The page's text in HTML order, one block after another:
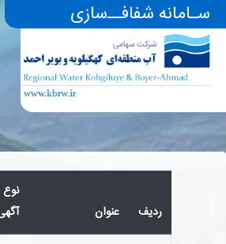
سـامانه شفافــ‌سازی
ردیف عنوان
نوع
آگهی